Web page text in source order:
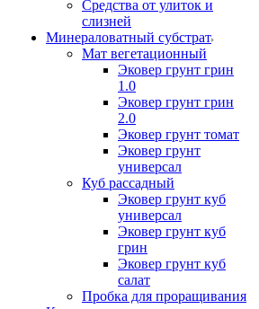
Средства от улиток и
слизней
Минераловатный субстрат
Мат вегетационный
Эковер грунт грин
1.0
Эковер грунт грин
2.0
Эковер грунт томат
Эковер грунт
универсал
Куб рассадный
Эковер грунт куб
универсал
Эковер грунт куб
грин
Эковер грунт куб
салат
Пробка для проращивания